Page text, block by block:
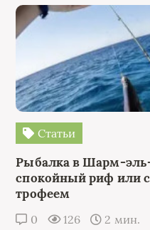
Статьи
Рыбалка в Шарм-
спокойный риф или
трофеем
0 126 2 мин.